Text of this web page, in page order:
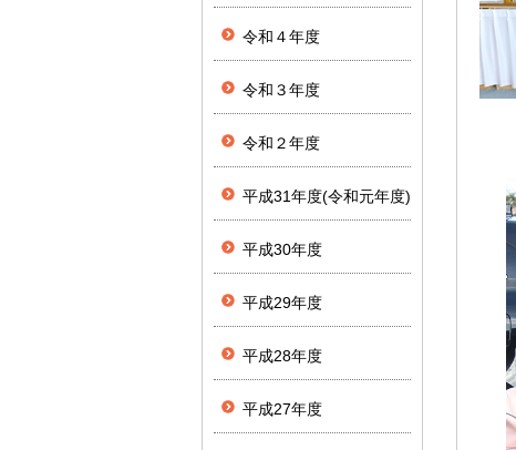
令和４年度
令和３年度
令和２年度
平成31年度(令和元年度)
平成30年度
平成29年度
平成28年度
平成27年度